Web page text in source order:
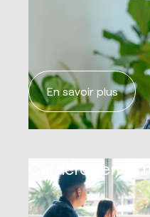
En savoir plus
Carrières en